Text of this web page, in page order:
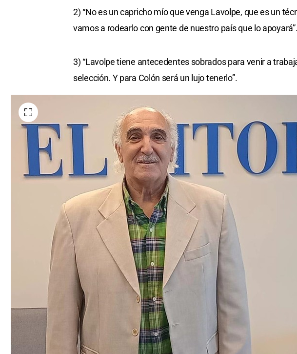
2) “No es un capricho mío que venga Lavolpe, que es un
vamos a rodearlo con gente de nuestro país que lo apoyará”.
3) “Lavolpe tiene antecedentes sobrados para venir a
selección. Y para Colón será un lujo tenerlo”.